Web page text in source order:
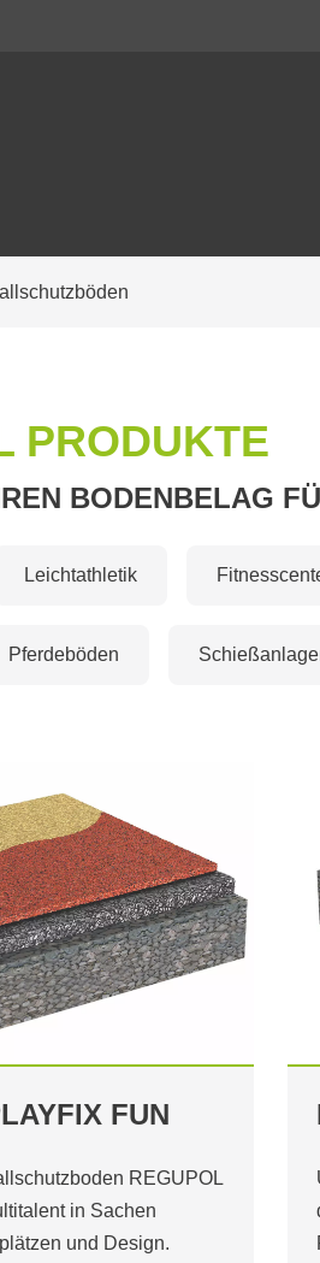
PRODUKTE
BODENBELAG
Leichtathletik
Pferdeböden
FUN
REGUPOL
in Sachen
und Design.